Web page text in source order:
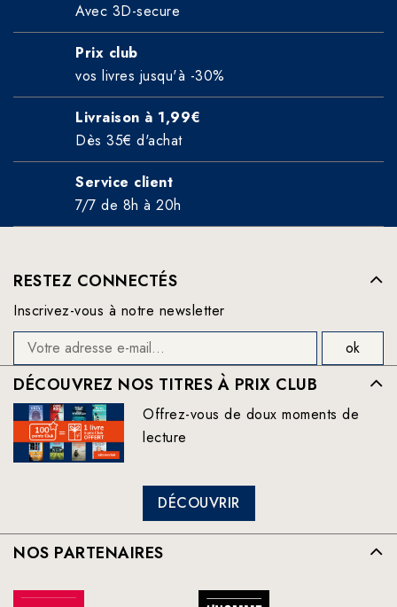
Avec 3D-secure
Prix club
vos livres jusqu'à -30%
Livraison à 1,99€
Dès 35€ d'achat
Service client
7/7 de 8h à 20h
RESTEZ CONNECTÉS
Inscrivez-vous à notre newsletter
DÉCOUVREZ NOS TITRES À PRIX CLUB
Offrez-vous de doux moments de
lecture
DÉCOUVRIR
NOS PARTENAIRES